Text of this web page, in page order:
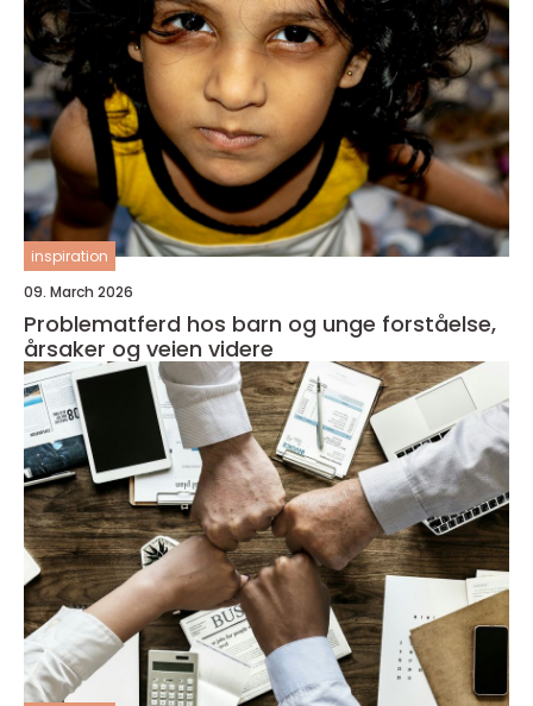
inspiration
09. March 2026
Problematferd hos barn og unge forståelse,
årsaker og veien videre